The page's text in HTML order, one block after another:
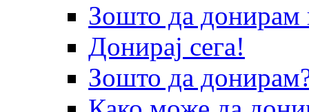
Зошто да
Донирај сега!
Зошто да